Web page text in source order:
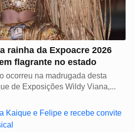
rainha da Expoacre 2026
flagrante no estado
ocorreu na madrugada desta
de Exposições Wildy Viana,...